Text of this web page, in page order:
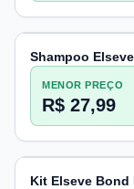
Shampoo
MENOR PREÇO
R$ 27,99
Kit Elseve Bond